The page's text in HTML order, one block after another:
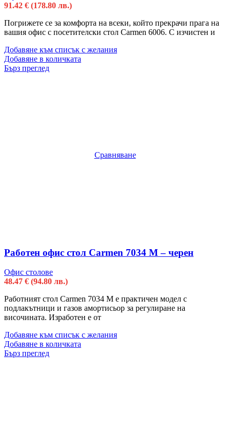
91.42 € (178.80 лв.)
Погрижете се за комфорта на всеки, който прекрачи прага на
вашия офис с посетителски стол Carmen 6006. С изчистен и
Добавяне към списък с желания
Добавяне в количката
Бърз преглед
Сравняване
Работен офис стол Carmen 7034 М – черен
Офис столове
48.47 € (94.80 лв.)
Работният стол Carmen 7034 М е практичен модел с
подлакътници и газов амортисьор за регулиране на
височината. Изработен е от
Добавяне към списък с желания
Добавяне в количката
Бърз преглед